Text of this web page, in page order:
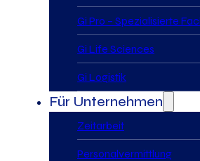
Gi Pro – Spezialisierte
Gi Life Sciences
Gi Logistik
Für Unternehmen
Zeitarbeit
Personalvermittlung